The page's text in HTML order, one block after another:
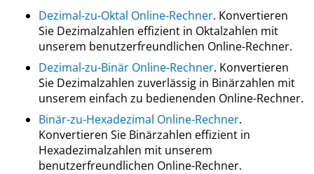
Dezimal-zu-Oktal Online-Rechner. Konvertieren
Sie Dezimalzahlen effizient in Oktalzahlen mit
unserem benutzerfreundlichen Online-Rechner.
Dezimal-zu-Binär Online-Rechner. Konvertieren
Sie Dezimalzahlen zuverlässig in Binärzahlen mit
unserem einfach zu bedienenden Online-Rechner.
Binär-zu-Hexadezimal Online-Rechner.
Konvertieren Sie Binärzahlen effizient in
Hexadezimalzahlen mit unserem
benutzerfreundlichen Online-Rechner.